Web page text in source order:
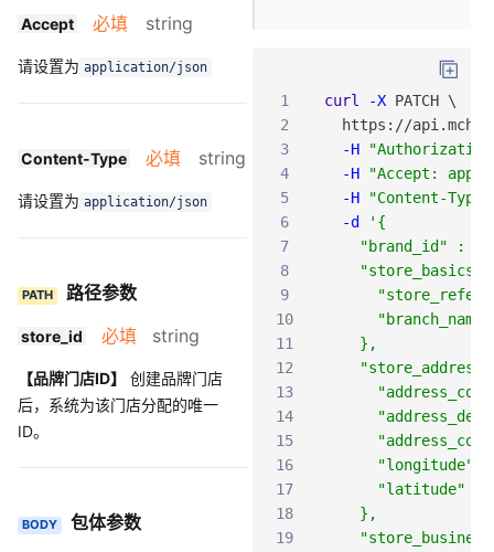
Accept 必填 string
请设置为 application/json
Content-Type 必填 string
请设置为 application/json
PATH 路径参数
store_id 必填 string
【品牌门店ID】
创建品牌门店
后，系统为该门店分配的唯一
ID。
BODY 包体参数
1 curl -X PATCH \
2
https : //api .mch
3
-H
"Authorization:
4
-H
"Accept:
5
-H
"Content-
6
-d
'{
7
"brand_id" :
8
"store_basics"
9
10
"branch_name"
11
    },
12
13
14
15
16
"longitude"
17
"latitude" :
18
    },
19